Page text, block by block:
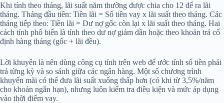
Khi tính theo tháng, lãi suất năm thường được chia cho 12 để ra lãi
tháng. Tháng đầu tiên: Tiền lãi = Số tiền vay x lãi suất theo tháng. Các
tháng tiếp theo: Tiền lãi = Dư nợ gốc còn lại x lãi suất theo tháng. Hai
cách tính phổ biến là tính theo dư nợ giảm dần hoặc theo khoản trả cố
định hàng tháng (gốc + lãi đều).
Lời khuyên là nên dùng công cụ tính trên web để ước tính số tiền phải
trả từng kỳ và so sánh giữa các ngân hàng. Một số chương trình
khuyến mãi có thể đưa lãi suất xuống thấp hơn (có khi từ 3,5%/năm
cho khoản ngắn hạn), nhưng luôn kiểm tra điều kiện và mức áp dụng
vào thời điểm vay.